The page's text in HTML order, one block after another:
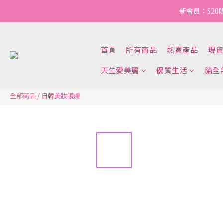
新會員：$20
首頁 所有商品 熱賣產品
現
天生愛美麗
優質生活 貓全
全部商品 / 日韓美妝護膚